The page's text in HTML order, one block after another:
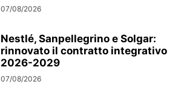
07/08/2026
Nestlé, Sanpellegrino e Solgar:
rinnovato il contratto integrativo
2026-2029
07/08/2026